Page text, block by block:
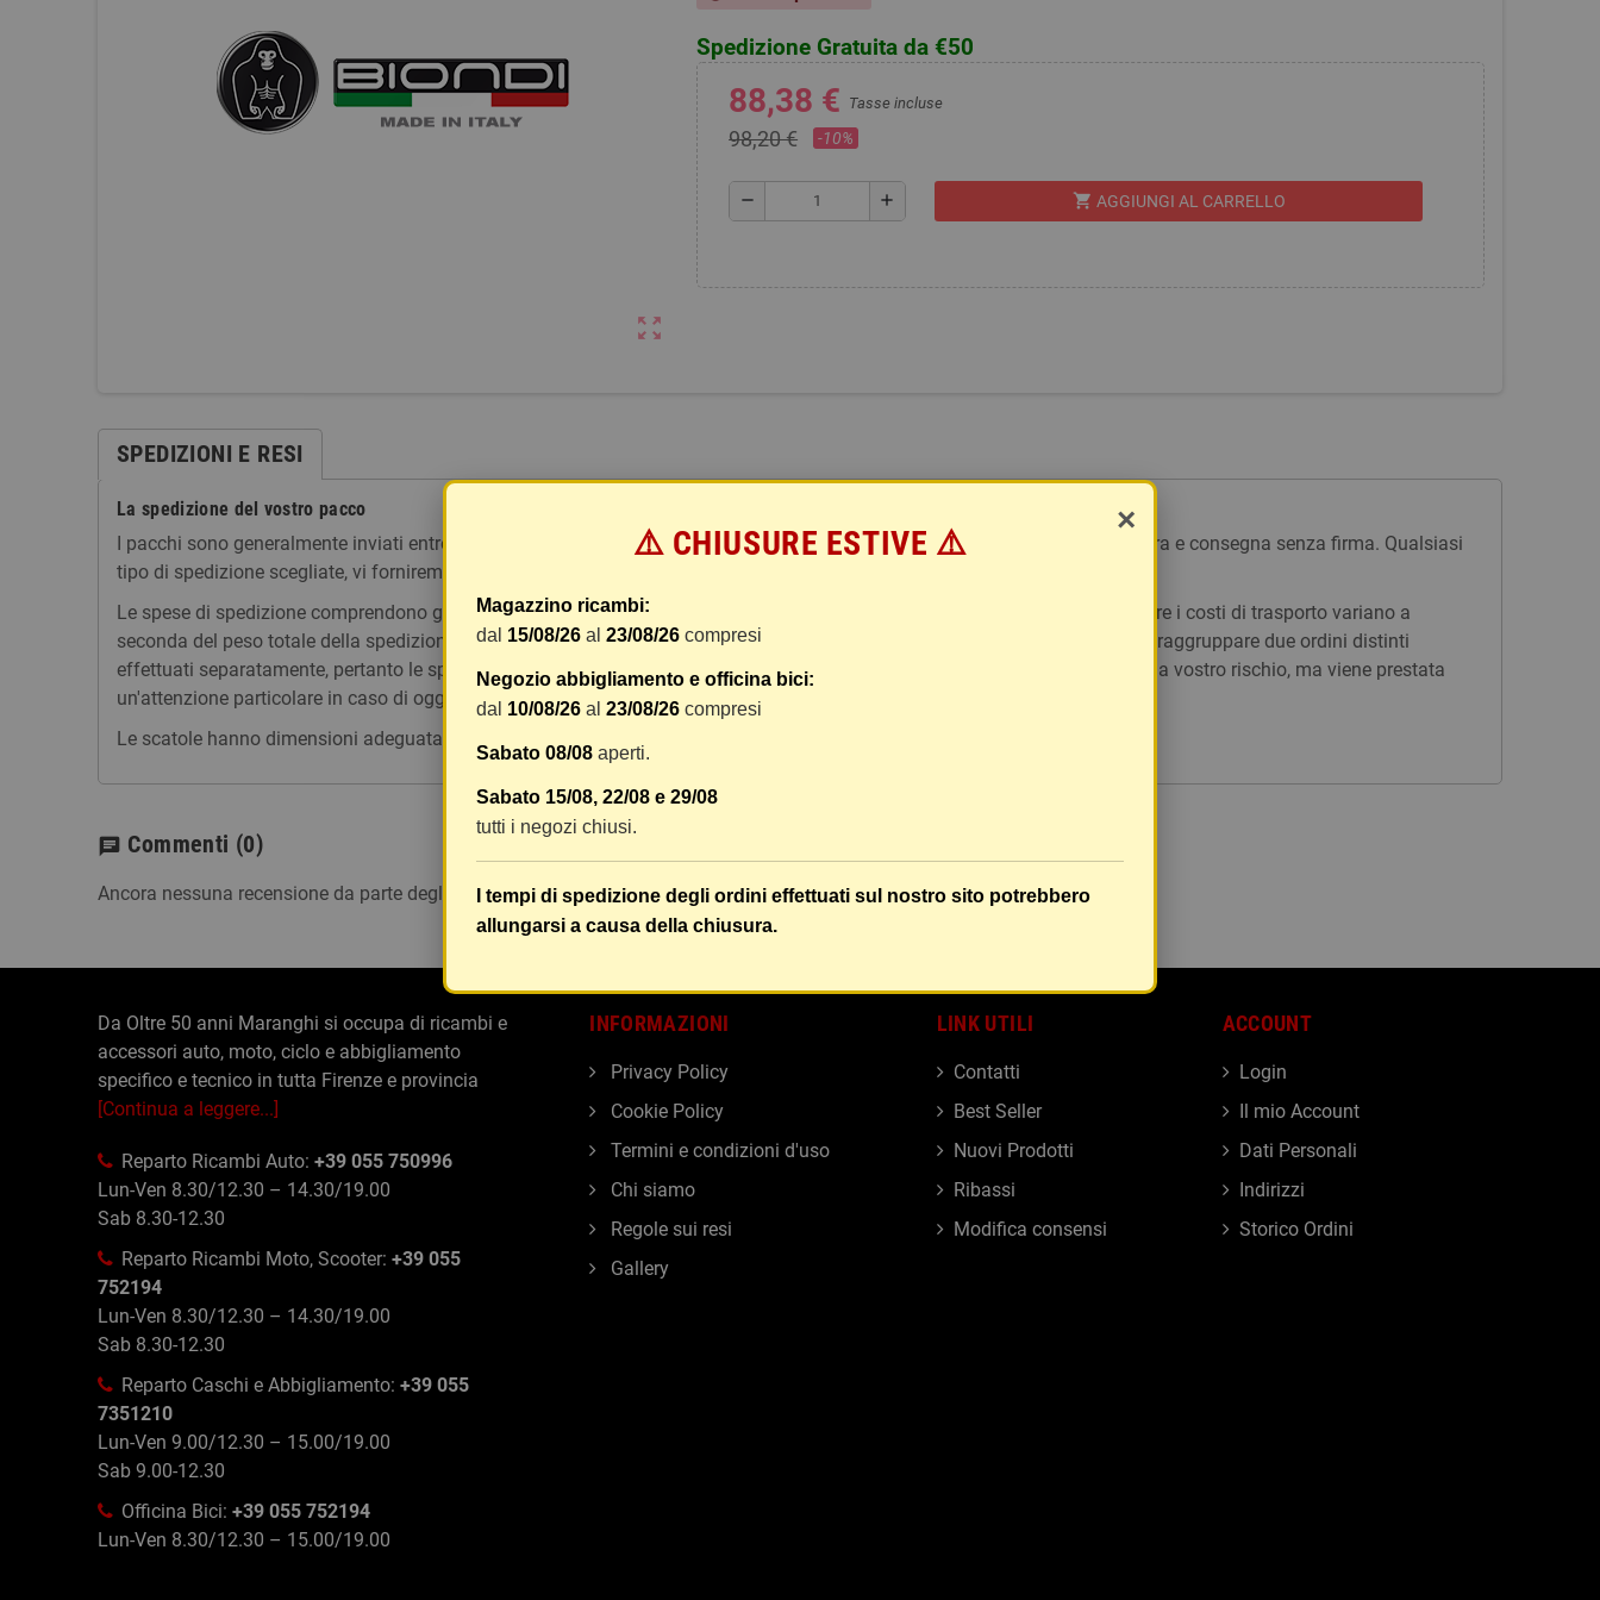
zoom_out_map
Spedizione Gratuita da €50
88,38 € Tasse incluse
98,20 € -10%
remove add shopping_cart AGGIUNGI AL CARRELLO
SPEDIZIONI E RESI
La spedizione del vostro pacco
I pacchi sono generalmente inviati entro 2 giorni dal ricevimento del pagamento e vengono spediti tramite BRT con tracciatura e consegna senza firma. Qualsiasi
tipo di spedizione scegliate, vi forniremo un link per tracciare il vostro pacco online.
Le spese di spedizione comprendono gli oneri di gestione e imballaggio e le spese postali. I costi di gestione sono fissi, mentre i costi di trasporto variano a
seconda del peso totale della spedizione. Vi consigliamo di raggruppare i vostri articoli in un unico ordine. Non ci è possibile raggruppare due ordini distinti
effettuati separatamente, pertanto le spese di spedizione saranno addebitate per ognuno di essi. Il vostro pacco sarà inviato a vostro rischio, ma viene prestata
un'attenzione particolare in caso di oggetti fragili.
Le scatole hanno dimensioni adeguatamente ampie e i vostri articoli son ben protetti.
chat Commenti (0)
Ancora nessuna recensione da parte degli utenti.
×
⚠️ CHIUSURE ESTIVE ⚠️
Magazzino ricambi:
dal 15/08/26 al 23/08/26 compresi
Negozio abbigliamento e officina bici:
dal 10/08/26 al 23/08/26 compresi
Sabato 08/08 aperti.
Sabato 15/08, 22/08 e 29/08
tutti i negozi chiusi.
I tempi di spedizione degli ordini effettuati sul nostro sito potrebbero
allungarsi a causa della chiusura.
Da Oltre 50 anni Maranghi si occupa di ricambi e
accessori auto, moto, ciclo e abbigliamento
specifico e tecnico in tutta Firenze e provincia
[Continua a leggere...]
Reparto Ricambi Auto: +39 055 750996
Lun-Ven 8.30/12.30 – 14.30/19.00
Sab 8.30-12.30
Reparto Ricambi Moto, Scooter: +39 055
752194
Lun-Ven 8.30/12.30 – 14.30/19.00
Sab 8.30-12.30
Reparto Caschi e Abbigliamento: +39 055
7351210
Lun-Ven 9.00/12.30 – 15.00/19.00
Sab 9.00-12.30
Officina Bici: +39 055 752194
Lun-Ven 8.30/12.30 – 15.00/19.00
LINK UTILI
Contatti
Best Seller
Nuovi Prodotti
Ribassi
Modifica consensi
ACCOUNT
Login
Il mio Account
Dati Personali
Indirizzi
Storico Ordini
INFORMAZIONI
Privacy Policy
Cookie Policy
Termini e condizioni d'uso
Chi siamo
Regole sui resi
Gallery